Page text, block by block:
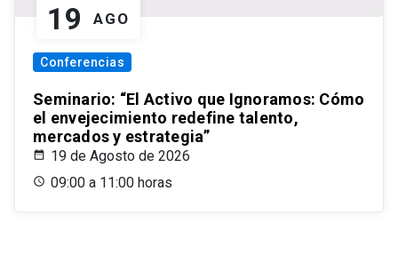
19 AGO
Conferencias
Seminario: “El Activo que Ignoramos: Cómo
el envejecimiento redefine talento,
mercados y estrategia”
19 de Agosto de 2026
09:00 a 11:00 horas